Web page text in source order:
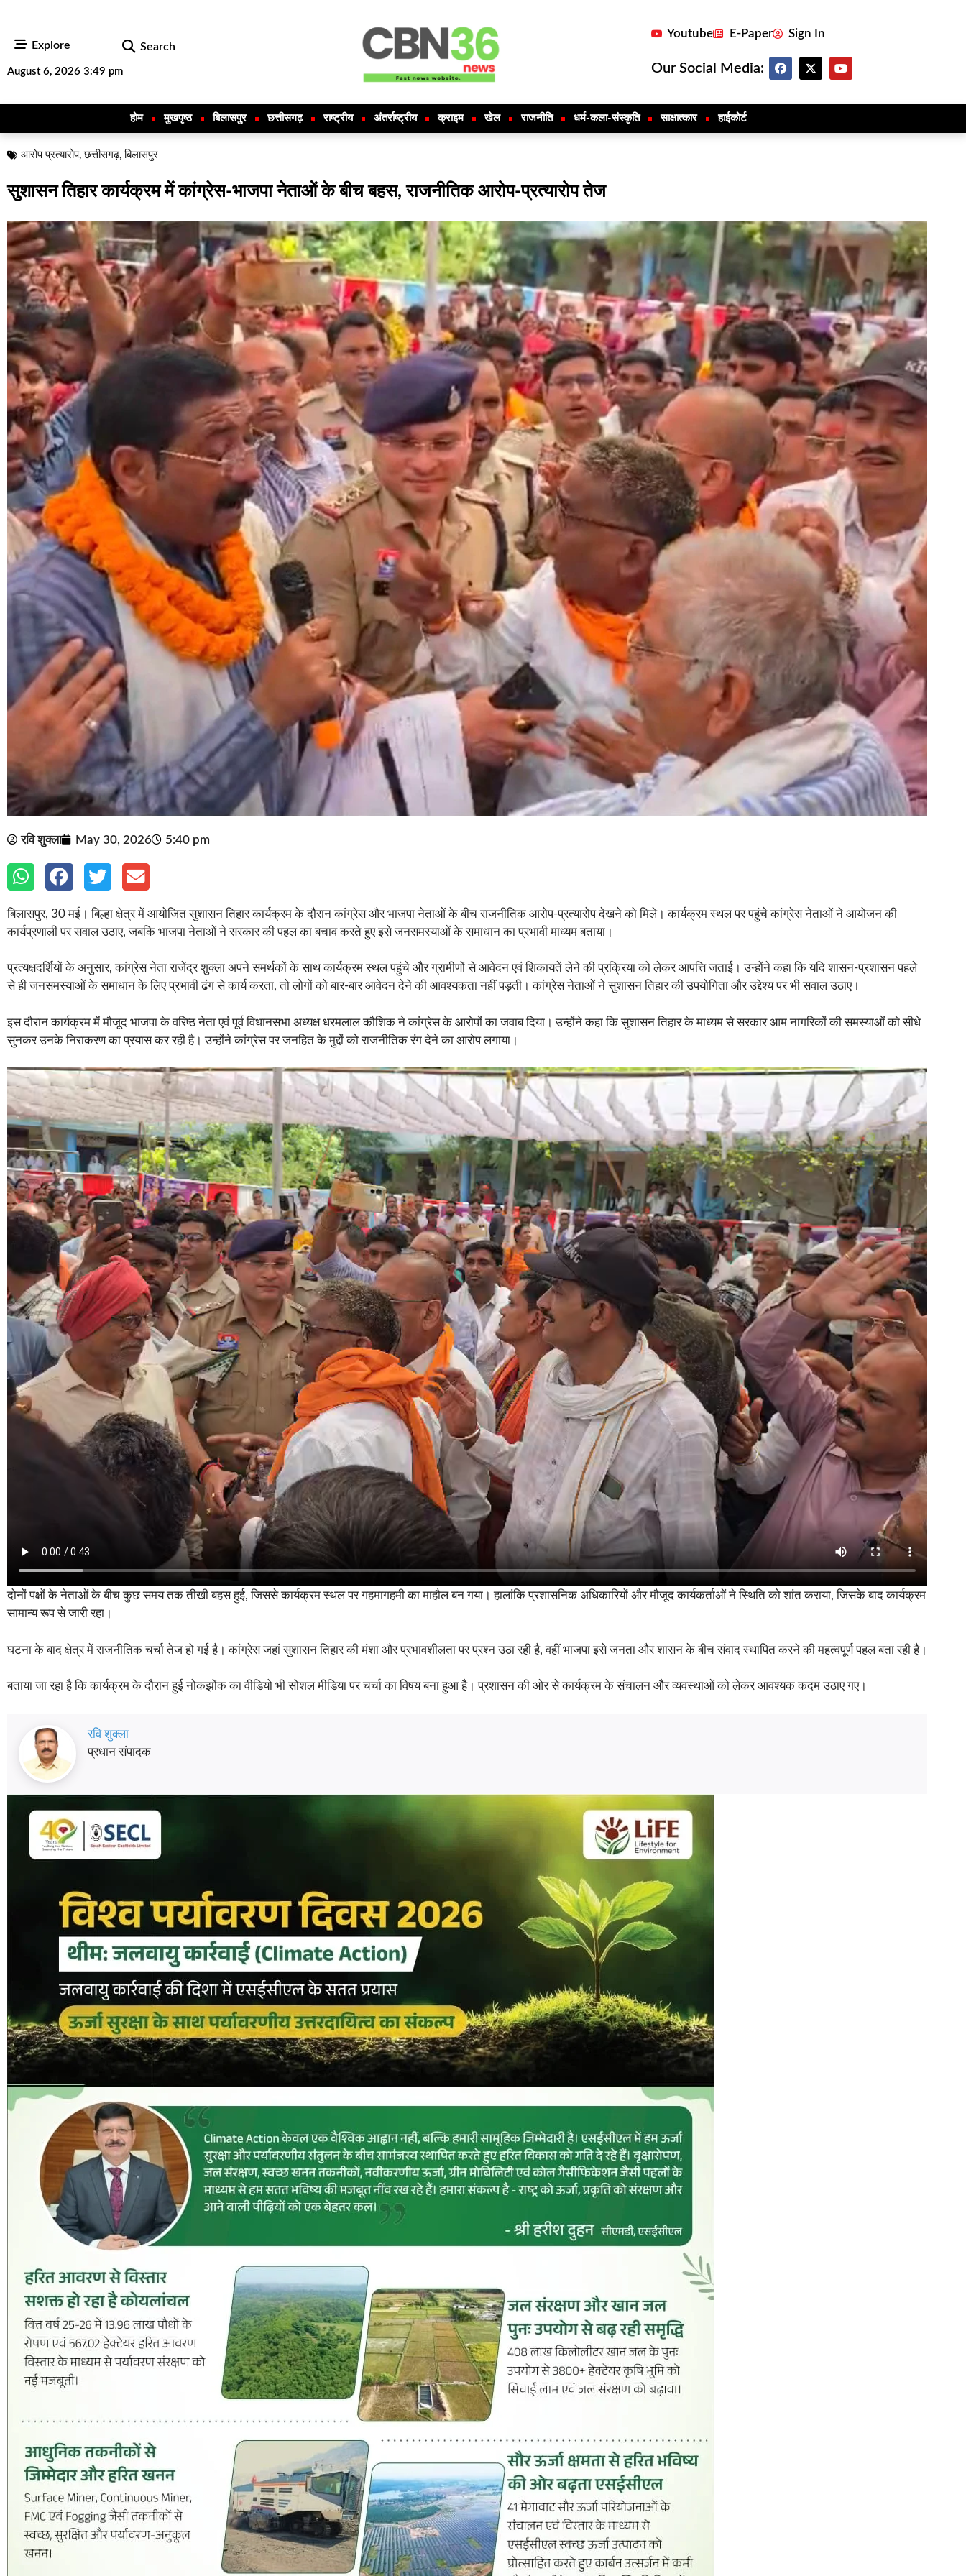
Explore Search
August 6, 2026 3:49 pm
Youtube E-Paper Sign In
Our Social Media:
होम मुखपृष्ठ बिलासपुर छत्तीसगढ़ राष्ट्रीय अंतर्राष्ट्रीय क्राइम खेल राजनीति धर्म-कला-संस्कृति साक्षात्कार हाईकोर्ट
आरोप प्रत्यारोप,छत्तीसगढ़,बिलासपुर
सुशासन तिहार कार्यक्रम में कांग्रेस-भाजपा नेताओं के बीच बहस, राजनीतिक आरोप-प्रत्यारोप तेज
रवि शुक्ला May 30, 2026 5:40 pm
बिलासपुर, 30 मई। बिल्हा क्षेत्र में आयोजित सुशासन तिहार कार्यक्रम के दौरान कांग्रेस और भाजपा नेताओं के बीच राजनीतिक आरोप-प्रत्यारोप देखने को मिले। कार्यक्रम स्थल पर पहुंचे कांग्रेस नेताओं ने आयोजन की
कार्यप्रणाली पर सवाल उठाए, जबकि भाजपा नेताओं ने सरकार की पहल का बचाव करते हुए इसे जनसमस्याओं के समाधान का प्रभावी माध्यम बताया।
प्रत्यक्षदर्शियों के अनुसार, कांग्रेस नेता राजेंद्र शुक्ला अपने समर्थकों के साथ कार्यक्रम स्थल पहुंचे और ग्रामीणों से आवेदन एवं शिकायतें लेने की प्रक्रिया को लेकर आपत्ति जताई। उन्होंने कहा कि यदि शासन-प्रशासन पहले
से ही जनसमस्याओं के समाधान के लिए प्रभावी ढंग से कार्य करता, तो लोगों को बार-बार आवेदन देने की आवश्यकता नहीं पड़ती। कांग्रेस नेताओं ने सुशासन तिहार की उपयोगिता और उद्देश्य पर भी सवाल उठाए।
इस दौरान कार्यक्रम में मौजूद भाजपा के वरिष्ठ नेता एवं पूर्व विधानसभा अध्यक्ष धरमलाल कौशिक ने कांग्रेस के आरोपों का जवाब दिया। उन्होंने कहा कि सुशासन तिहार के माध्यम से सरकार आम नागरिकों की समस्याओं को सीधे
सुनकर उनके निराकरण का प्रयास कर रही है। उन्होंने कांग्रेस पर जनहित के मुद्दों को राजनीतिक रंग देने का आरोप लगाया।
दोनों पक्षों के नेताओं के बीच कुछ समय तक तीखी बहस हुई, जिससे कार्यक्रम स्थल पर गहमागहमी का माहौल बन गया। हालांकि प्रशासनिक अधिकारियों और मौजूद कार्यकर्ताओं ने स्थिति को शांत कराया, जिसके बाद कार्यक्रम
सामान्य रूप से जारी रहा।
घटना के बाद क्षेत्र में राजनीतिक चर्चा तेज हो गई है। कांग्रेस जहां सुशासन तिहार की मंशा और प्रभावशीलता पर प्रश्न उठा रही है, वहीं भाजपा इसे जनता और शासन के बीच संवाद स्थापित करने की महत्वपूर्ण पहल बता रही है।
बताया जा रहा है कि कार्यक्रम के दौरान हुई नोकझोंक का वीडियो भी सोशल मीडिया पर चर्चा का विषय बना हुआ है। प्रशासन की ओर से कार्यक्रम के संचालन और व्यवस्थाओं को लेकर आवश्यक कदम उठाए गए।
रवि शुक्ला
प्रधान संपादक